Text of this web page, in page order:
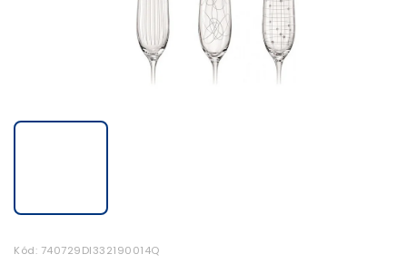
Kód: 740729DI332190014Q